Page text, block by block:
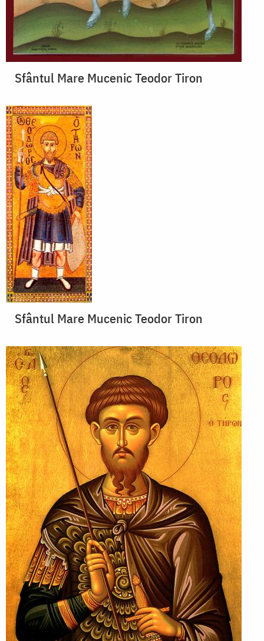
Sfântul Mare Mucenic Teodor Tiron
Sfântul Mare Mucenic Teodor Tiron